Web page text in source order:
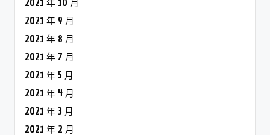
2021 年 10 月
2021 年 9 月
2021 年 8 月
2021 年 7 月
2021 年 5 月
2021 年 4 月
2021 年 3 月
2021 年 2 月